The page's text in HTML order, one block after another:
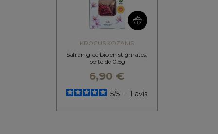
KROCUS KOZANIS
Safran grec bio en stigmates,
boîte de 0.5g
6,90 €
5/5 - 1 avis